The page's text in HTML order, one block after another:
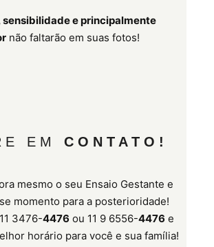
sensibilidade e principalmente
não faltarão em suas fotos!
EM CONTATO!
mesmo o seu Ensaio Gestante e
momento para a posterioridade!
3476-4476 ou 11 9 6556-4476 e
horário para você e sua família!